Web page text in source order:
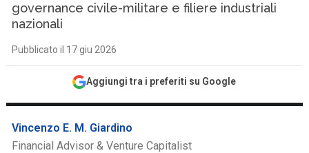
governance civile-militare e filiere industriali
nazionali
Pubblicato il 17 giu 2026
Aggiungi tra i preferiti su Google
Vincenzo E. M. Giardino
Financial Advisor & Venture Capitalist